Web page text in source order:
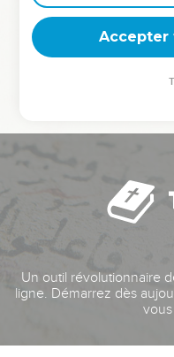
deviennent vos
équipe, un groupe ou
Un outil révolutionnaire
ligne. Démarrez dès
vous
Accepter